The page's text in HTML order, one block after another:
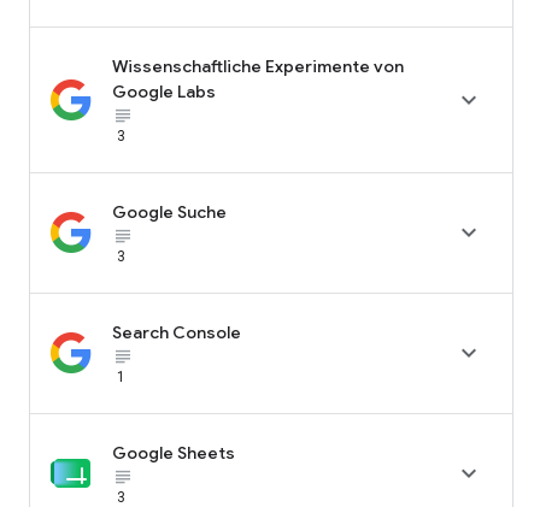
Wissenschaftliche Experimente von
Google Labs
subject_black
3

Google Suche
subject_black
3

Search Console
subject_black
1

Google Sheets
subject_black
3
